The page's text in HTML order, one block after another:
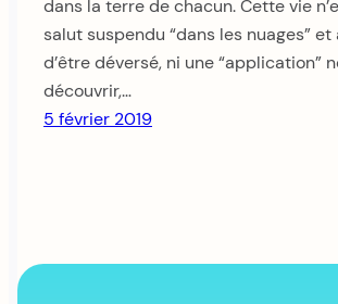
dans la terre de chacun. Cette vie
salut suspendu “dans les nuages”
d’être déversé, ni une “application”
découvrir,…
5 février 2019